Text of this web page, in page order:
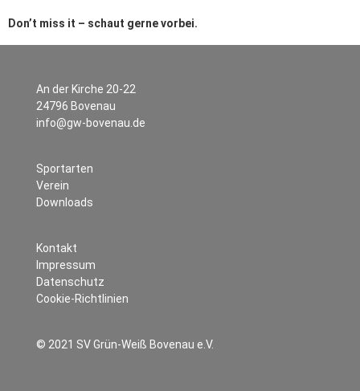
Don’t miss it – schaut gerne vorbei.
An der Kirche 20-22
24796 Bovenau
info@gw-bovenau.de
Sportarten
Verein
Downloads
Kontakt
Impressum
Datenschutz
Cookie-Richtlinien
© 2021 SV Grün-Weiß Bovenau e.V.